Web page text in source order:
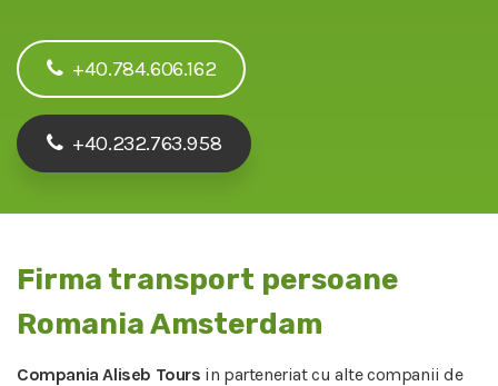
+40.784.606.162
+40.232.763.958
Firma transport persoane
Romania Amsterdam
Compania Aliseb Tours in parteneriat cu alte companii de